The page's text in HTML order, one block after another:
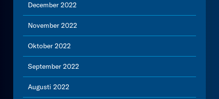
December 2022
November 2022
Oktober 2022
September 2022
Augusti 2022